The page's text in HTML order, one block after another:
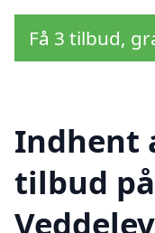
Få 3 tilbud,
Indhent
tilbud
Veddelev